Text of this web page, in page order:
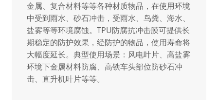
金属、复合材料等等各种材质物品，在使用环境
中受到雨水、砂石冲击，受雨水、鸟粪、海水、
盐雾等等环境腐蚀。TPU防腐抗冲击膜可提供长
期稳定的防护效果，经防护的物品，使用寿命将
大幅度延长。典型使用场景：风电叶片、高盐雾
环境下金属材料防腐、高铁车头部位防砂石冲
击、直升机叶片等等。